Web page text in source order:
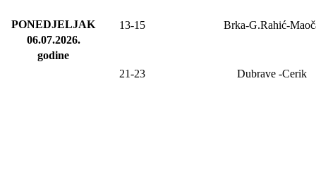
PONEDJELJAK
06.07.2026.
godine
13-15 Brka-G.Rahić-
21-23 Dubrave-Cerik